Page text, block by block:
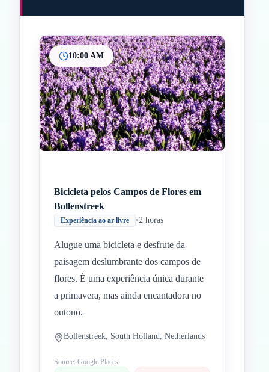
InicioParadas intermedias
Final
10:00 AM
Bicicleta pelos Campos de Flores em
Bollenstreek
Experiência ao ar livre •2 horas
Alugue uma bicicleta e desfrute da
paisagem deslumbrante dos campos de
flores. É uma experiência única durante
a primavera, mas ainda encantadora no
outono.
Bollenstreek, South Holland, Netherlands
Source: Google Places